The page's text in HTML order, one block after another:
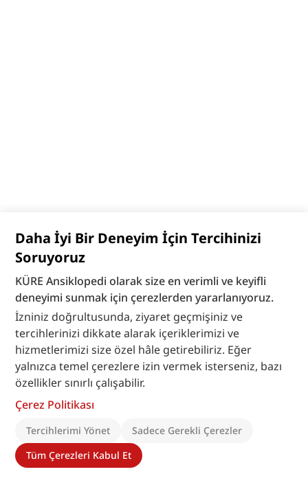
Daha İyi Bir Deneyim İçin Tercihinizi
Soruyoruz
KÜRE Ansiklopedi olarak size en verimli ve keyifli
deneyimi sunmak için çerezlerden yararlanıyoruz.
İzniniz doğrultusunda, ziyaret geçmişiniz ve
tercihlerinizi dikkate alarak içeriklerimizi ve
hizmetlerimizi size özel hâle getirebiliriz. Eğer
yalnızca temel çerezlere izin vermek isterseniz, bazı
özellikler sınırlı çalışabilir.
Çerez Politikası
Tercihlerimi Yönet
Sadece Gerekli Çerezler
Tüm Çerezleri Kabul Et